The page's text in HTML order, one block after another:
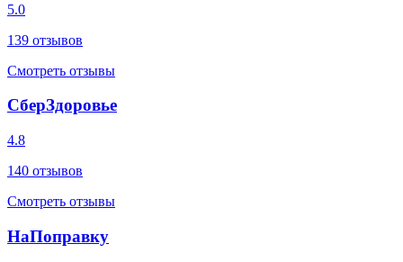
5.0
139 отзывов
Смотреть отзывы
СберЗдоровье
4.8
140 отзывов
Смотреть отзывы
НаПоправку